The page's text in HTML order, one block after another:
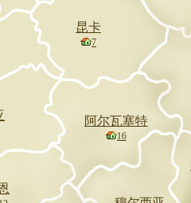
昆卡
7
阿尔瓦塞特
16